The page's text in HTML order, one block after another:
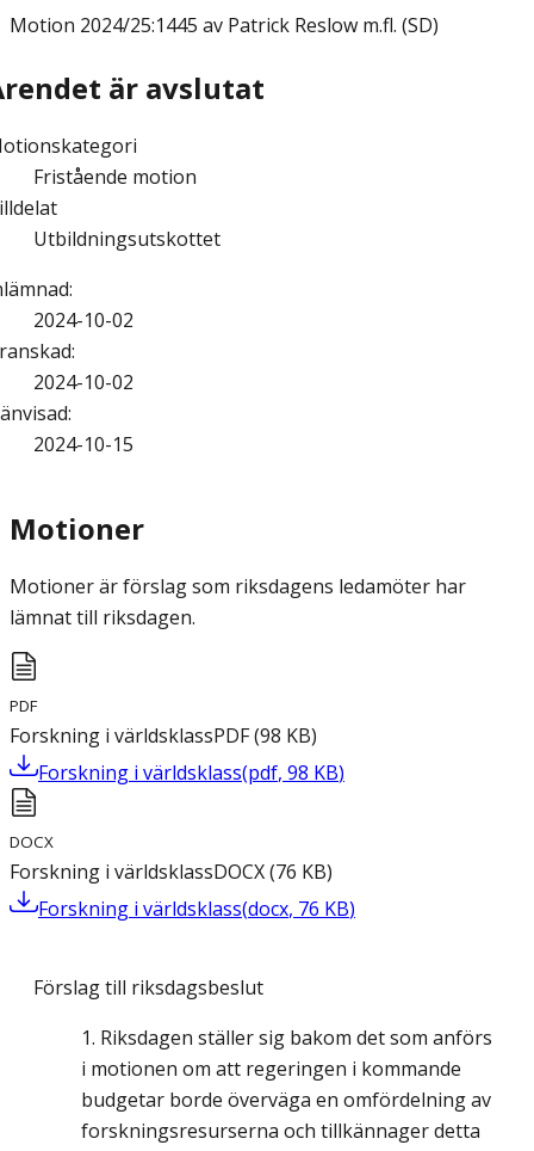
Motion 2024/25:1445 av Patrick Reslow m.fl. (SD)
är avslutat
Fristående motion
Utbildningsutskottet
:
2024-10-02
:
2024-10-02
:
2024-10-15
Motioner
Motioner är förslag som riksdagens ledamöter har
lämnat till riksdagen.
PDF
Forskning i världsklassPDF(98 KB)
Forskning i världsklass(pdf, 98 KB)
DOCX
Forskning i världsklassDOCX(76 KB)
Forskning i världsklass(docx, 76 KB)
Förslag till riksdagsbeslut
Riksdagen ställer sig bakom det som anförs
i motionen om att regeringen i kommande
budgetar borde överväga en omfördelning av
forskningsresurserna och tillkännager detta